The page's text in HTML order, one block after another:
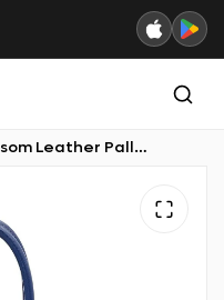
Hardware Bleu Navy Birkin 30